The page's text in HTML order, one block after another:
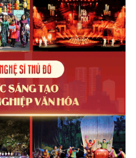
triển sẽ là “chìa khóa”
văn hóa, nâng cao năng
một trung tâm sáng tạo